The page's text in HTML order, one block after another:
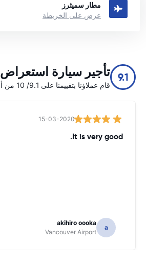
مطار سميثرز
عرض على الخريطة
9.1 تأجير سيارة استعراض
قام عملاؤنا بتقييمنا على 9.1/ 10 من أصل 12842
15-03-2020
It is very good.
a
akihiro oooka
Vancouver Airport